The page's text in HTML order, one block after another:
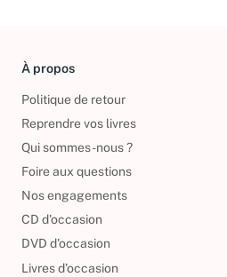
À propos
Politique de retour
Reprendre vos livres
Qui sommes-nous ?
Foire aux questions
Nos engagements
CD d'occasion
DVD d'occasion
Livres d’occasion